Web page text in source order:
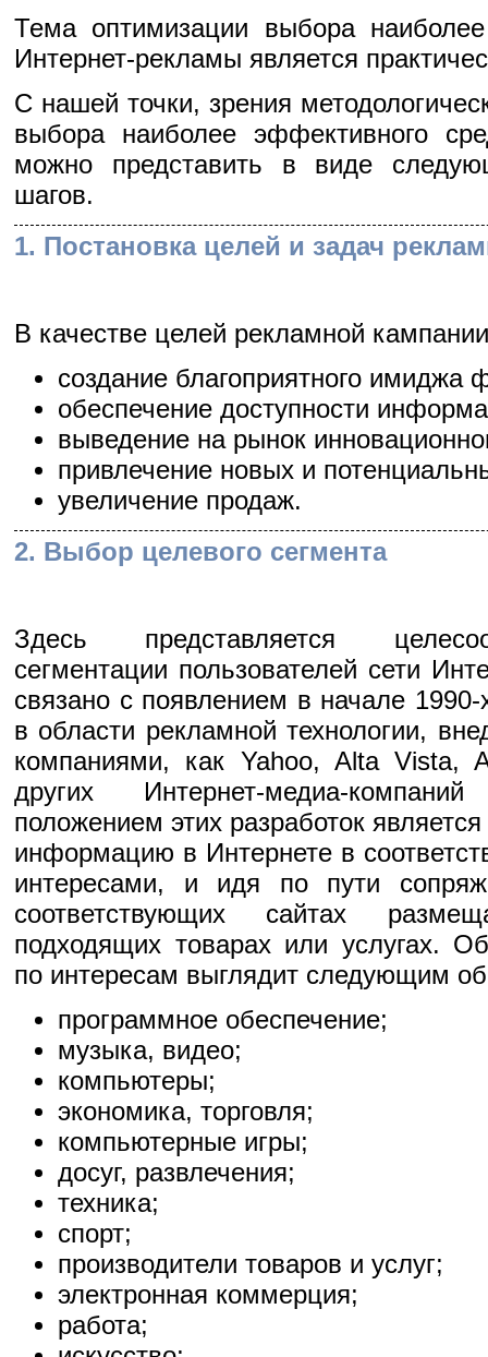
Тема оптимизации выбора
Интернет-рекламы является
С нашей точки, зрения
выбора наиболее эффективного
можно представить в виде
шагов.
1. Постановка целей и задач
В качестве целей рекламной
создание благоприятного имиджа
обеспечение доступности
выведение на рынок
привлечение новых и
увеличение продаж.
2. Выбор целевого сегмента
Здесь представляется
сегментации пользователей сети
связано с появлением в начале 1990-
в области рекламной технологии,
компаниями, как Yahoo, Alta Vista,
других Интернет-медиа-
положением этих разработок
информацию в Интернете в
интересами, и идя по пути
соответствующих сайтах
подходящих товарах или услугах.
по интересам выглядит следующим
программное обеспечение;
музыка, видео;
компьютеры;
экономика, торговля;
компьютерные игры;
досуг, развлечения;
техника;
спорт;
производители товаров и услуг;
электронная коммерция;
работа;